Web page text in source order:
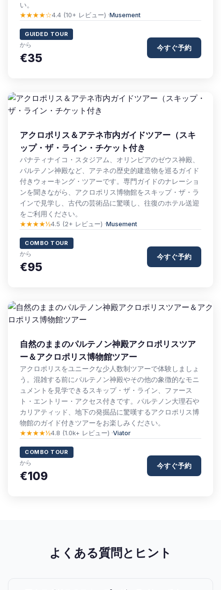
い。
★★★★☆4.4 (10+ レビュー) ·Musement
GUIDED TOUR
から
€35
今すぐ予約
アクロポリス＆アテネ市内ガイドツアー（スキ
ップ・ザ・ライン・チケット付き
パナティナイコ・スタジアム、オリンピアのゼウス神殿、
パルテノン神殿など、アテネの歴史的建造物を巡るガイド
付きウォーキング・ツアーです。専門ガイドのナレーショ
ンを聞きながら、アクロポリス博物館をスキップ・ザ・ラ
インで見学し、古代の芸術品に驚嘆し、往復のホテル送迎
をご利用ください。
★★★★½4.5 (2+ レビュー) ·Musement
COMBO TOUR
から
€95
今すぐ予約
自然のままのパルテノン神殿アクロポリスツア
ー＆アクロポリス博物館ツアー
アクロポリスをユニークな少人数制ツアーで体験しましょ
う。混雑する前にパルテノン神殿やその他の象徴的なモニ
ュメントを見学できるスキップ・ザ・ライン、ファース
ト・エントリー・アクセス付きです。パルテノン大理石や
カリアティッド、地下の発掘品に驚嘆するアクロポリス博
物館のガイド付きツアーをお楽しみください。
★★★★½4.8 (1.0k+ レビュー) ·Viator
COMBO TOUR
から
€109
今すぐ予約
よくある質問とヒント